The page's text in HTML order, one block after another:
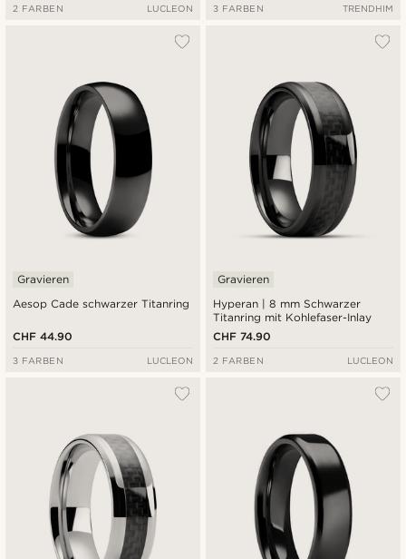
2 FARBEN LUCLEON 3 FARBEN TRENDHIM
Aesop Cade schwarzer Titanring
Gravieren
CHF 44.90
3 FARBEN LUCLEON
Hyperan | 8 mm Schwarzer
Titanring mit Kohlefaser-Inlay
Gravieren
CHF 74.90
2 FARBEN LUCLEON